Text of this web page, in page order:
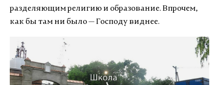
разделяющим религию и образование. Впрочем,
как бы там ни было — Господу виднее.